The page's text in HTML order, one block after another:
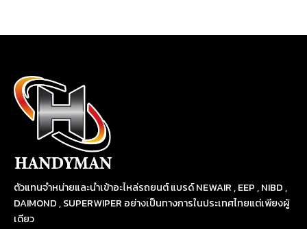
ตัวแทนจำหน่ายและนำเข้าอะไหล่รถยนต์ แบรด์ NEWAIR , EEP , NIBD ,
DAIMOND , SUPERWIPER อย่างเป็นทางการในประเทศไทยแต่เพียงผู้
เดียว